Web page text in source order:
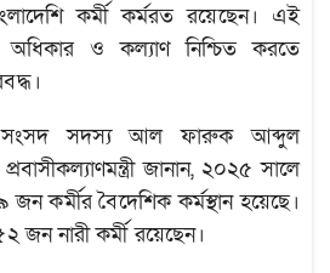
কর্মী কর্মরত রয়েছেন। এই
অধিকার ও কল্যাণ নিশ্চিত করতে
সংসদ সদস্য আল ফারুক আব্দুল
জানান, ২০২৫ সালে
কর্মীর বৈদেশিক কর্মস্থান হয়েছে।
জন নারী কর্মী রয়েছেন।